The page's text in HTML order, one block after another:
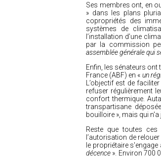
Ses membres ont, en
» dans les plans
copropriétés des
systèmes de
l’installation d’une
par la commission
assemblée générale qui
Enfin, les sénateurs
France (ABF) en « un
L’objectif est de
refuser régulièrement
confort thermique.
transpartisane
bouilloire », mais qui n'a
Reste que toutes
l’autorisation de
le propriétaire s'engage
décence ». Environ 700